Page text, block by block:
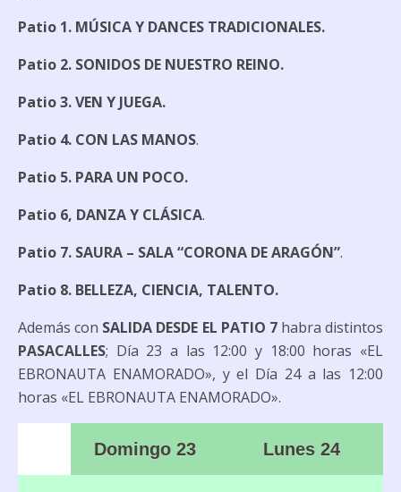
Patio 1. MÚSICA Y DANCES TRADICIONALES.
Patio 2. SONIDOS DE NUESTRO REINO.
Patio 3. VEN Y JUEGA.
Patio 4. CON LAS MANOS.
Patio 5. PARA UN POCO.
Patio 6, DANZA Y CLÁSICA.
Patio 7. SAURA – SALA “CORONA DE ARAGÓN”.
Patio 8. BELLEZA, CIENCIA, TALENTO.
Además con SALIDA DESDE EL PATIO 7habra distintos
PASACALLES; Día 23 a las 12:00 y 18:00 horas «EL
EBRONAUTA ENAMORADO», y el Día 24 a las 12:00
horas «EL EBRONAUTA ENAMORADO».
Domingo 23 Lunes 24